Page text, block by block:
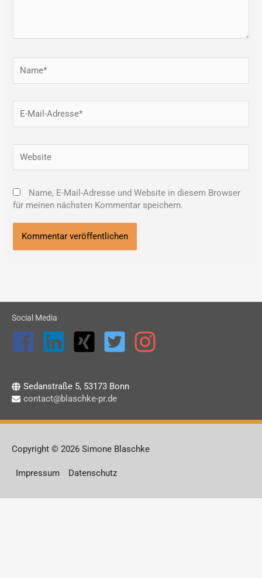
Mail-
Name, E-Mail-Adresse und Website in diesem Browser
für meinen nächsten Kommentar speichern.
Social Media
Sedanstraße 5, 53173 Bonn
contact@blaschke-pr.de
Copyright © 2026 Simone Blaschke
Impressum Datenschutz